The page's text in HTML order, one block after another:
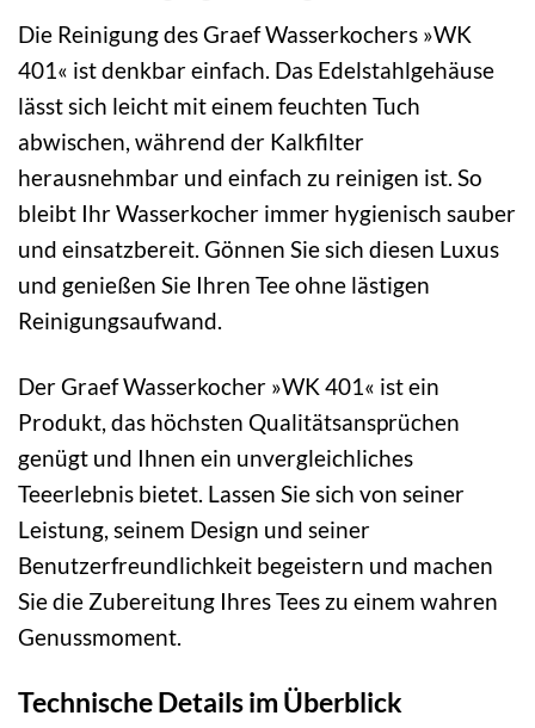
Die Reinigung des Graef Wasserkochers »WK
401« ist denkbar einfach. Das Edelstahlgehäuse
lässt sich leicht mit einem feuchten Tuch
abwischen, während der Kalkfilter
herausnehmbar und einfach zu reinigen ist. So
bleibt Ihr Wasserkocher immer hygienisch sauber
und einsatzbereit. Gönnen Sie sich diesen Luxus
und genießen Sie Ihren Tee ohne lästigen
Reinigungsaufwand.
Der Graef Wasserkocher »WK 401« ist ein
Produkt, das höchsten Qualitätsansprüchen
genügt und Ihnen ein unvergleichliches
Teeerlebnis bietet. Lassen Sie sich von seiner
Leistung, seinem Design und seiner
Benutzerfreundlichkeit begeistern und machen
Sie die Zubereitung Ihres Tees zu einem wahren
Genussmoment.
Technische Details im Überblick